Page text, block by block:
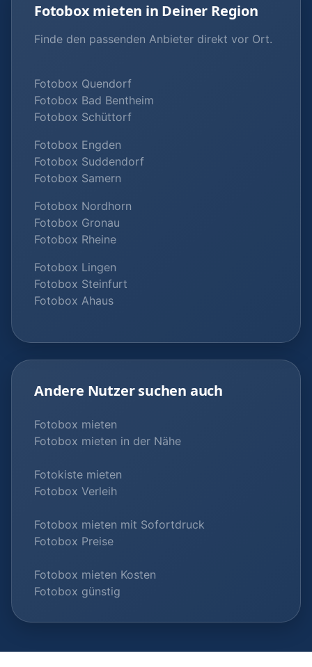
Fotobox mieten in Deiner Region
Finde den passenden Anbieter direkt vor Ort.
Fotobox Quendorf
Fotobox Bad Bentheim
Fotobox Schüttorf
Fotobox Engden
Fotobox Suddendorf
Fotobox Samern
Fotobox Nordhorn
Fotobox Gronau
Fotobox Rheine
Fotobox Lingen
Fotobox Steinfurt
Fotobox Ahaus
Andere Nutzer suchen auch
Fotobox mieten
Fotobox mieten in der Nähe
Fotokiste mieten
Fotobox Verleih
Fotobox mieten mit Sofortdruck
Fotobox Preise
Fotobox mieten Kosten
Fotobox günstig